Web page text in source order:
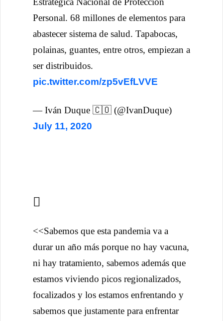
Personal. 68 millones de elementos para
abastecer sistema de salud. Tapabocas,
polainas, guantes, entre otros, empiezan a
ser distribuidos.
pic.twitter.com/zp5vEfLVVE
— Iván Duque 🇨🇴 (@IvanDuque)
July 11, 2020
<<Sabemos que esta pandemia va a
durar un año más porque no hay vacuna,
ni hay tratamiento, sabemos además que
estamos viviendo picos regionalizados,
focalizados y los estamos enfrentando y
sabemos que justamente para enfrentar